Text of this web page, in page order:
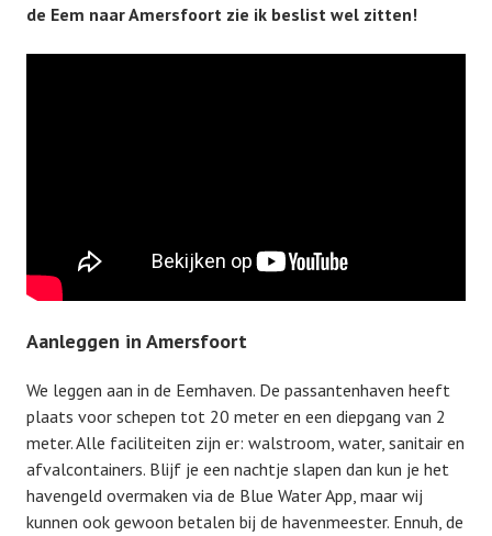
de Eem naar Amersfoort zie ik beslist wel zitten!
Aanleggen in Amersfoort
We leggen aan in de Eemhaven. De passantenhaven heeft
plaats voor schepen tot 20 meter en een diepgang van 2
meter. Alle faciliteiten zijn er: walstroom, water, sanitair en
afvalcontainers. Blijf je een nachtje slapen dan kun je het
havengeld overmaken via de Blue Water App, maar wij
kunnen ook gewoon betalen bij de havenmeester. Ennuh, de